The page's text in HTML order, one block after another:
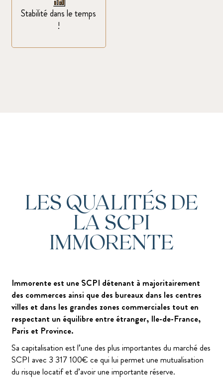
Stabilité dans le temps
!
LES QUALITÉS DE
LA SCPI
IMMORENTE
Immorente est une SCPI détenant à majoritairement
des commerces ainsi que des bureaux dans les centres
villes et dans les grandes zones commerciales tout en
respectant un équilibre entre étranger, Ile-de-France,
Paris et Province.
Sa capitalisation est l’une des plus importantes du marché des
SCPI avec 3 317 100€ ce qui lui permet une mutualisation
du risque locatif et d’avoir une importante réserve.